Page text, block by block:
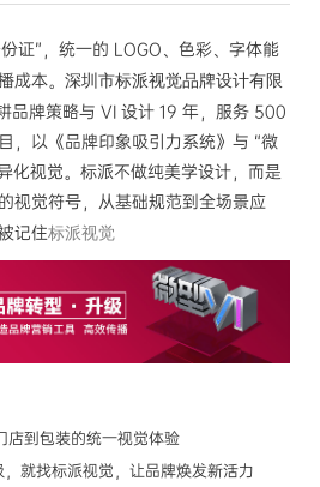
证”，统一的 LOGO、色彩、字体能
成本。 深圳市标派视觉品牌设计有限
品牌策略与 VI 设计 19 年，服务 500
，以《品牌印象吸引力系统》与 “微
化视觉。标派不做纯美学设计，而是
视觉符号，从基础规范到全场景应
记住标派视觉
店到包装的统一视觉体验
就找标派视觉，让品牌焕发新活力